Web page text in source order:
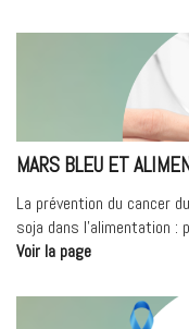
et
alimentation »
MARS BLEU ET
La prévention du cancer
soja dans l’alimentation
Voir la page« Mars
et
alimentation »